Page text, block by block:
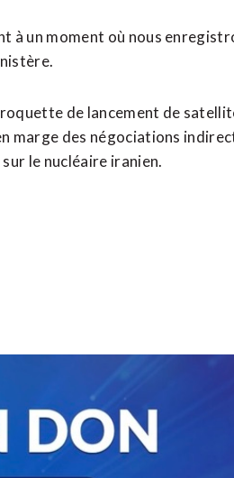
à un moment où nous
roquette de lancement de
marge des négociations
le nucléaire iranien.